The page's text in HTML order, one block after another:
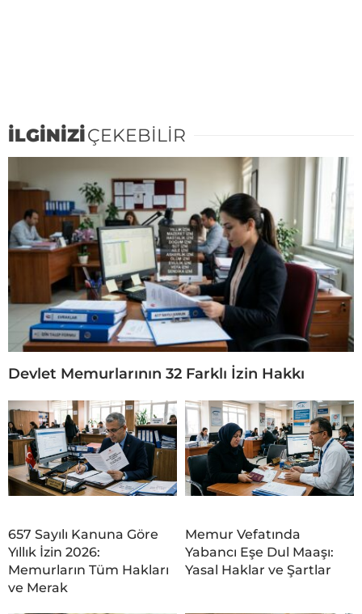
İLGİNİZİÇEKEBİLİR
Devlet Memurlarının 32 Farklı İzin Hakkı
657 Sayılı Kanuna Göre
Yıllık İzin 2026:
Memurların Tüm Hakları
ve Merak
Memur Vefatında
Yabancı Eşe Dul Maaşı:
Yasal Haklar ve Şartlar